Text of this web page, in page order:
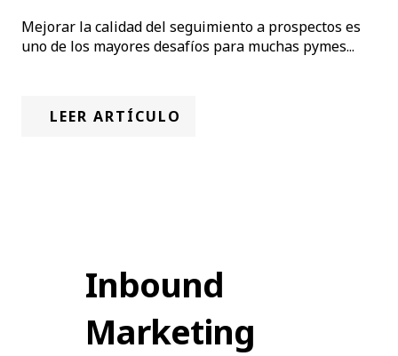
Mejorar la calidad del seguimiento a prospectos es
uno de los mayores desafíos para muchas pymes...
LEER ARTÍCULO
Inbound
Marketing